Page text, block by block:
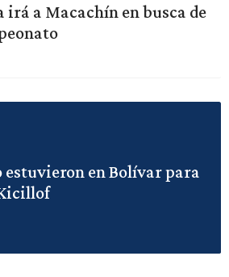
irá a Macachín en busca de
estuvieron en Bolívar para